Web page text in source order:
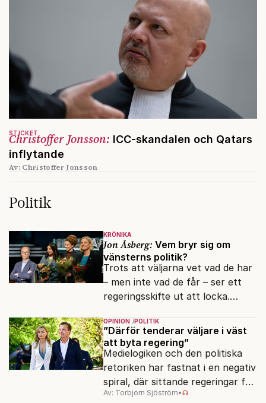
Christoffer Jonsson: ICC-skandalen och Qatars
inflytande
STICKET
Av: Christoffer Jonsson
Politik
KRÖNIKA
Jon Åsberg: Vem bryr sig om
vänsterns politik?
Trots att väljarna vet vad de har
– men inte vad de får – ser ett
regeringsskifte ut att locka.
OPINION POLITIK
”Därför tenderar väljare i väst
att byta regering”
Medielogiken och den politiska
retoriken har fastnat i en negativ
spiral, där sittande regeringar får
klä skott för sådant som går
Av: Torbjörn Sjöström•